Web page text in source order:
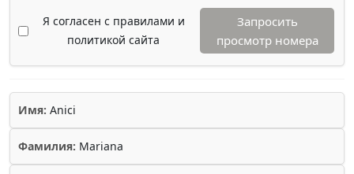
Я согласен с правилами и
политикой сайта
Запросить
просмотр номера
Имя: Anici
Фамилия: Mariana